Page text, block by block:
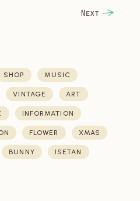
SHOP MUSIC
VINTAGE ART
INFORMATION
FLOWER XMAS
BUNNY ISETAN